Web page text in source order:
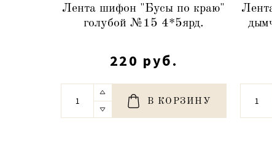
Лента шифон "Бусы по краю"
голубой №15 4*5ярд.
220 руб.
В КОРЗИНУ